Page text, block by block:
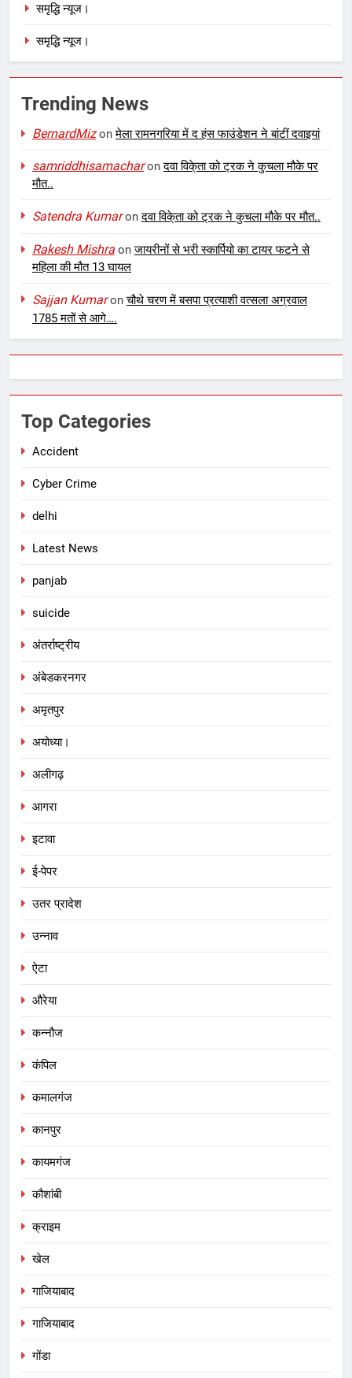
समृद्धि न्यूज।
समृद्धि न्यूज।
Trending News
BernardMizonमेला रामनगरिया में द हंस फाउंडेशन ने बांटीं दवाइयां
samriddhisamacharonदवा विके्ता को ट्रक ने कुचला मौके पर
मौत..
Satendra Kumaronदवा विके्ता को ट्रक ने कुचला मौके पर मौत..
Rakesh Mishra onजायरीनों से भरी स्कार्पियो का टायर फटने से
महिला की मौत 13 घायल
Sajjan Kumaronचौथे चरण में बसपा प्रत्याशी वत्सला अग्रवाल
1785 मतों से आगे….
Top Categories
Accident
Cyber Crime
delhi
Latest News
panjab
suicide
अंतर्राष्ट्रीय
अंबेडकरनगर
अमृतपुर
अयोध्या।
अलीगढ़
आगरा
इटावा
ई-पेपर
उतर प्रादेश
उन्नाव
ऐटा
औरेया
कन्नौज
कंपिल
कमालगंज
कानपुर
कायमगंज
कौशांबी
क्राइम
खेल
गाजियाबाद
गाजियाबाद
गोंडा